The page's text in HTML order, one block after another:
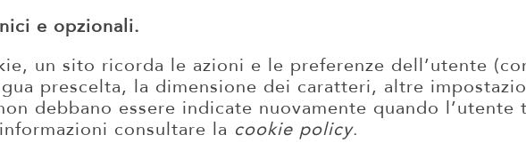
e opzionali.
un sito ricorda le azioni e le preferenze dell’utente
prescelta, la dimensione dei caratteri, altre
debbano essere indicate nuovamente quando
consultare la cookie policy.